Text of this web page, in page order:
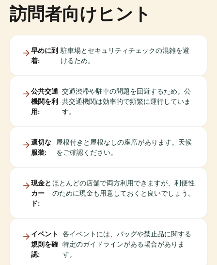
訪問者向けヒント
早めに到
着:
駐車場とセキュリティチェックの混雑を避
けるため。
公共交通
機関を利
用:
交通渋滞や駐車の問題を回避するため。公
共交通機関は効率的で頻繁に運行していま
す。
適切な
服装:
屋根付きと屋根なしの座席があります。天候
をご確認ください。
現金と
カー
ド:
ほとんどの店舗で両方利用できますが、利便性
のために現金も用意しておくと良いでしょう。
イベント
規則を確
認:
各イベントには、バッグや禁止品に関する
特定のガイドラインがある場合がありま
す。